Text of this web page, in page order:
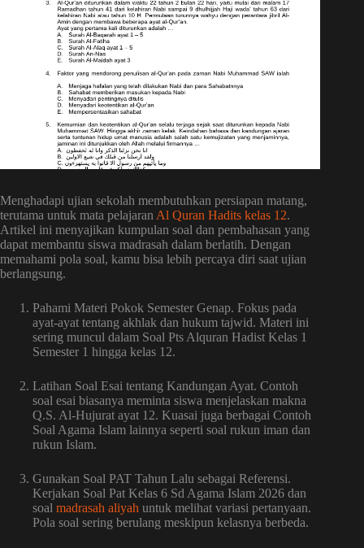
Menghadapi ujian sekolah membutuhkan persiapan matang,
terutama untuk mata pelajaran Al Quran Hadits kelas 12.
Artikel ini menyajikan kumpulan soal dan pembahasan yang
dapat membantu siswa madrasah dalam berlatih. Dengan
memahami pola soal, kamu bisa lebih percaya diri saat ujian
berlangsung.
Pahami Materi Pokok Semester Genap. Fokus pada
ayat-ayat tentang akhlak dan hukum tajwid. Materi ini
sering muncul dalam Soal Pts Alquran Hadist Kelas 1
Semester 1 hingga kelas 12.
Latihan Soal Esai tentang Kandungan Ayat. Contoh
soal esai biasanya meminta siswa menjelaskan makna
Q.S. Al-Hujurat ayat 12. Kuasai juga berbagai Contoh
Soal Agama Islam lainnya seperti soal rukun iman dan
rukun Islam.
Gunakan Soal PAT Tahun Lalu sebagai Referensi.
Kerjakan Soal Pat Kelas 6 Sd Agama Islam 2026 dan
soal madrasah aliyah untuk melihat variasi pertanyaan.
Pola soal sering berulang meskipun kelasnya berbeda.